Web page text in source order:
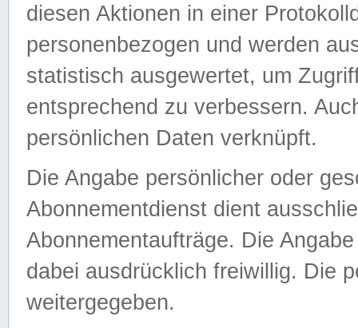
diesen Aktionen in einer
personenbezogen und werden
statistisch ausgewertet, um
entsprechend zu verbessern.
persönlichen Daten verknüpft.
Die Angabe persönlicher oder
Abonnementdienst dient
Abonnementaufträge. Die
dabei ausdrücklich freiwillig. Die
weitergegeben.